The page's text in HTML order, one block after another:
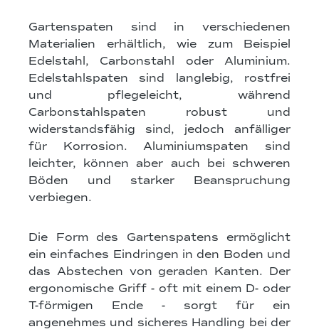
Gartenspaten sind in verschiedenen
Materialien erhältlich, wie zum Beispiel
Edelstahl, Carbonstahl oder Aluminium.
Edelstahlspaten sind langlebig, rostfrei
und pflegeleicht, während
Carbonstahlspaten robust und
widerstandsfähig sind, jedoch anfälliger
für Korrosion. Aluminiumspaten sind
leichter, können aber auch bei schweren
Böden und starker Beanspruchung
verbiegen.
Die Form des Gartenspatens ermöglicht
ein einfaches Eindringen in den Boden und
das Abstechen von geraden Kanten. Der
ergonomische Griff - oft mit einem D- oder
T-förmigen Ende - sorgt für ein
angenehmes und sicheres Handling bei der